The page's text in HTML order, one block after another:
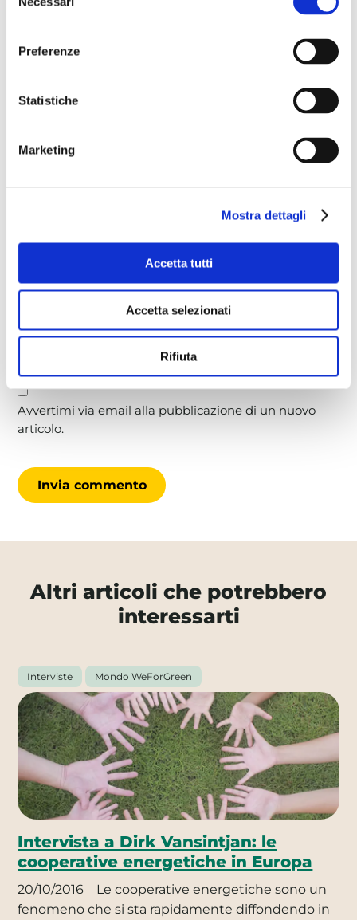
del
Preferenze
Statistiche
Marketing
Mostra dettagli
Accetta tutti
Accetta selezionati
Rifiuta
Questo sito è protetto da reCAPTCHA, ed è soggetto alla
Privacy Policye aiTermini di utilizzodi Google.
Avvertimi via email in caso di risposte al mio
Avvertimi via email alla pubblicazione di un nuovo
articolo.
Altri articoli che potrebbero
interessarti
Interviste Mondo WeForGreen
Intervista a Dirk Vansintjan: le
cooperative energetiche in Europa
20/10/2016
Le cooperative energetiche sono un
fenomeno che si sta rapidamente diffondendo in